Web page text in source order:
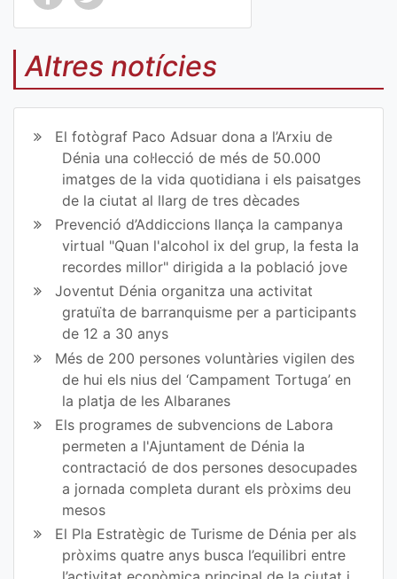
Co
mp
art
ir
en
Fa
ce
bo
ok
Co
mp
art
ir
en
Tw
itt
er
Altres notícies
El fotògraf Paco Adsuar dona a l’Arxiu de
Dénia una col·lecció de més de 50.000
imatges de la vida quotidiana i els paisatges
de la ciutat al llarg de tres dècades
Prevenció d’Addiccions llança la campanya
virtual "Quan l'alcohol ix del grup, la festa la
recordes millor" dirigida a la població jove
Joventut Dénia organitza una activitat
gratuïta de barranquisme per a participants
de 12 a 30 anys
Més de 200 persones voluntàries vigilen des
de hui els nius del ‘Campament Tortuga’ en
la platja de les Albaranes
Els programes de subvencions de Labora
permeten a l'Ajuntament de Dénia la
contractació de dos persones desocupades
a jornada completa durant els pròxims deu
mesos
El Pla Estratègic de Turisme de Dénia per als
pròxims quatre anys busca l’equilibri entre